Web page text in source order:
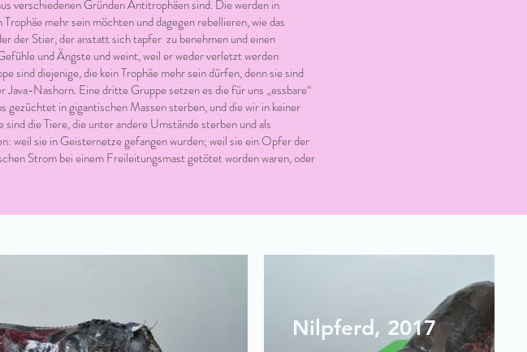
verschiedenen Gründen Antitrophäen sind. Die werden in
mehr sein möchten und dagegen rebellieren, wie das
der Stier, der anstatt sich tapfer zu benehmen und einen
und Ängste und weint, weil er weder verletzt werden
sind diejenige, die kein Trophäe mehr sein dürfen, denn sie sind
Nashorn. Eine dritte Gruppe setzen es die für uns „essbare“
gezüchtet in gigantischen Massen sterben, und die wir in keiner
die Tiere, die unter andere Umstände sterben und als
weil sie in Geisternetze gefangen wurden; weil sie ein Opfer der
Strom bei einem Freileitungsmast getötet worden waren, oder
Nilpferd, 2017